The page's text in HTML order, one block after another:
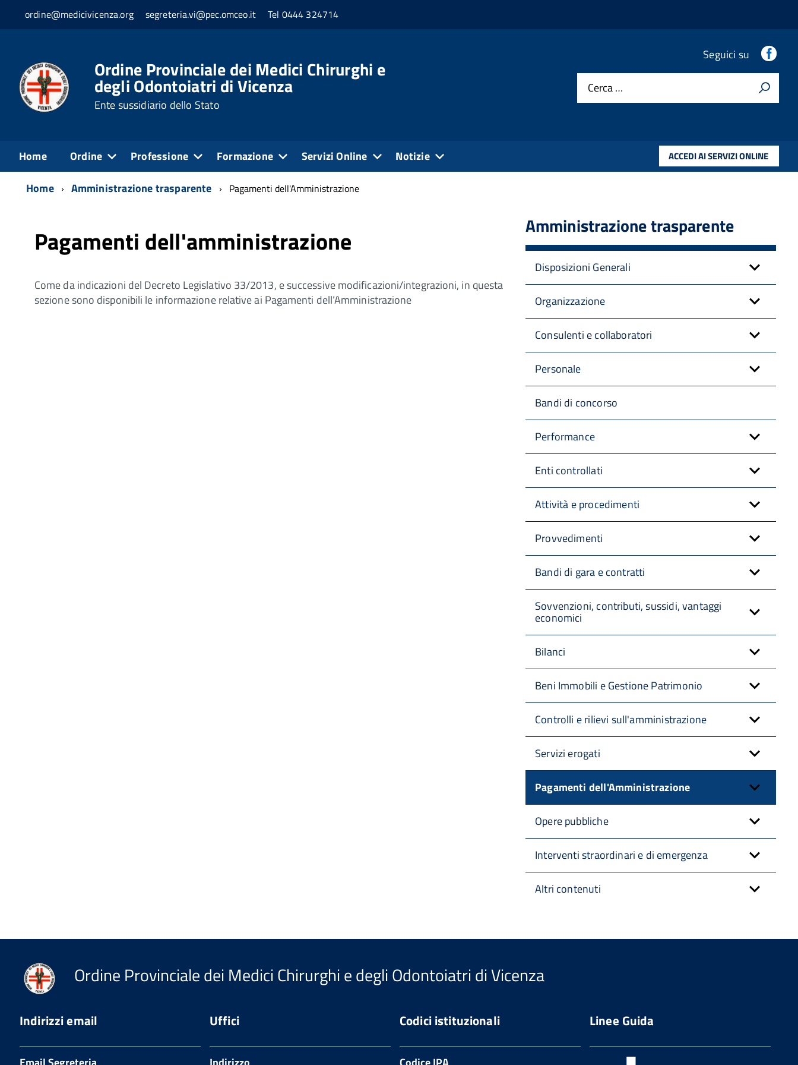
ordine@medicivicenza.org segreteria.vi@pec.omceo.it Tel 0444 324714
Ordine Provinciale dei Medici Chirurghi e
degli Odontoiatri di Vicenza
Ente sussidiario dello Stato
Seguici su
Cerca …
Home Ordine Professione Formazione Servizi Online Notizie ACCEDI AI SERVIZI ONLINE
Home Amministrazione trasparente Pagamenti dell'Amministrazione
Pagamenti dell'amministrazione
Come da indicazioni del Decreto Legislativo 33/2013, e successive modificazioni/integrazioni, in questa
sezione sono disponibili le informazione relative ai Pagamenti dell’Amministrazione
Amministrazione trasparente
Disposizioni Generali
Organizzazione
Consulenti e collaboratori
Personale
Bandi di concorso
Performance
Enti controllati
Attività e procedimenti
Provvedimenti
Bandi di gara e contratti
Sovvenzioni, contributi, sussidi, vantaggi
economici
Bilanci
Beni Immobili e Gestione Patrimonio
Controlli e rilievi sull'amministrazione
Servizi erogati
Pagamenti dell'Amministrazione
Opere pubbliche
Interventi straordinari e di emergenza
Altri contenuti
Ordine Provinciale dei Medici Chirurghi e degli Odontoiatri di Vicenza
Indirizzi email Uffici Codici istituzionali Linee Guida